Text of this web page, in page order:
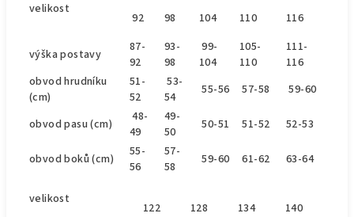
velikost
92 98 104 110 116
výška postavy
87-
92
93-
98
99-
104
105-
110
111-
116
obvod hrudníku
(cm)
51-
52
53-
54
55-56 57-58 59-60
obvod pasu (cm)
48-
49
49-
50
50-51 51-52 52-53
obvod boků (cm)
55-
56
57-
58
59-60 61-62 63-64
velikost
122 128 134
140